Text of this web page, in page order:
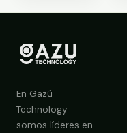
En Gazú
Technology
somos líderes en